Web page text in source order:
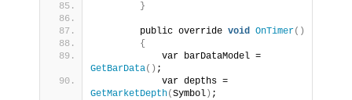
}
        public override
void OnTimer()
{
GetBarData() ;
GetMarketDepth(Symbol ) ;